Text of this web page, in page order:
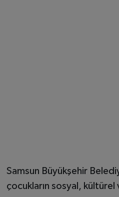
Samsun Büyükşehir
çocukların sosyal,